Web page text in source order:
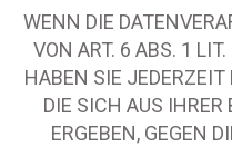
WENN DIE
VON ART. 6 ABS. 1 LIT.
HABEN SIE JEDERZEIT
DIE SICH AUS IHRER
ERGEBEN, GEGEN